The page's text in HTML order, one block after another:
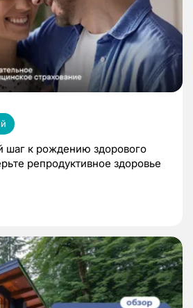
шаг к рождению здорового
репродуктивное здоровье